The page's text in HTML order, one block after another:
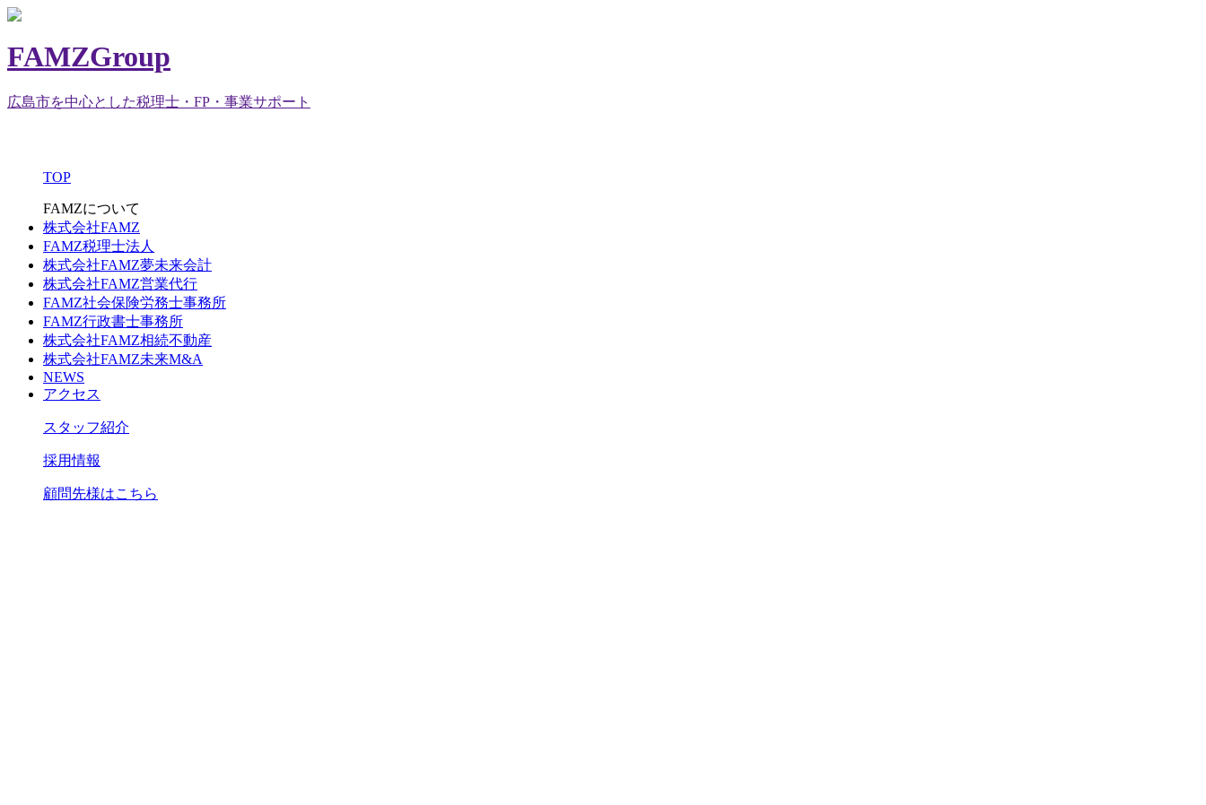
FAMZGroup
広島市を中心とした税理士・FP・事業サポート
TOP
FAMZについて
株式会社FAMZ
FAMZ税理士法人
株式会社FAMZ夢未来会計
株式会社FAMZ営業代行
FAMZ社会保険労務士事務所
FAMZ行政書士事務所
株式会社FAMZ相続不動産
株式会社FAMZ未来M&A
NEWS
アクセス
スタッフ紹介
採用情報
顧問先様はこちら